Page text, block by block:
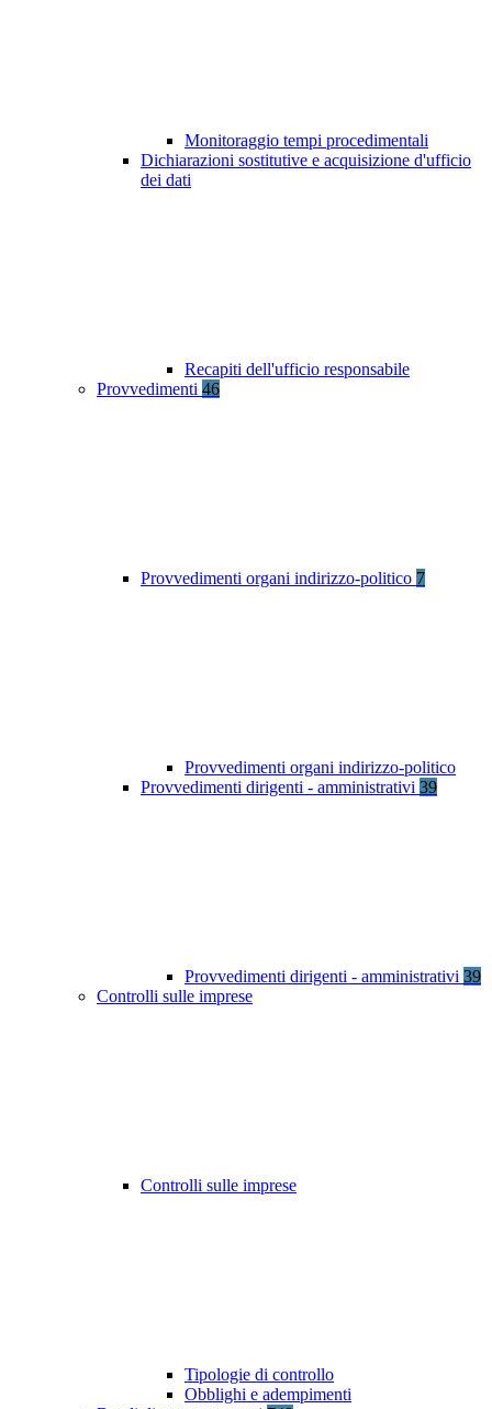
Monitoraggio tempi procedimentali
Dichiarazioni sostitutive e acquisizione d'ufficio
dei dati
Recapiti dell'ufficio responsabile
Provvedimenti 46
Provvedimenti organi indirizzo-politico 7
Provvedimenti organi indirizzo-politico
Provvedimenti dirigenti - amministrativi 39
Provvedimenti dirigenti - amministrativi 39
Controlli sulle imprese
Controlli sulle imprese
Tipologie di controllo
Obblighi e adempimenti